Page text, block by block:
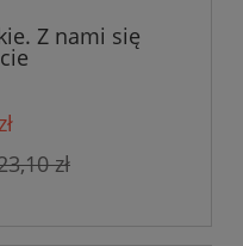
Z nami się
zł